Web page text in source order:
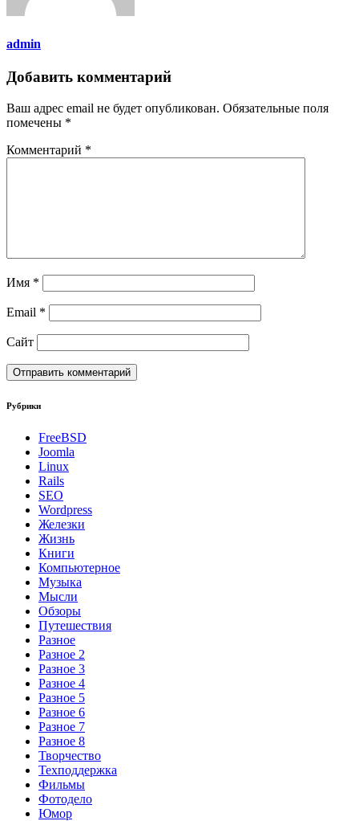
admin
Добавить комментарий
Ваш адрес email не будет опубликован. Обязательные поля
помечены *
Комментарий *
Имя *
Email *
Сайт
Рубрики
FreeBSD
Joomla
Linux
Rails
SEO
Wordpress
Железки
Жизнь
Книги
Компьютерное
Музыка
Мысли
Обзоры
Путешествия
Разное
Разное 2
Разное 3
Разное 4
Разное 5
Разное 6
Разное 7
Разное 8
Творчество
Техподдержка
Фильмы
Фотодело
Юмор